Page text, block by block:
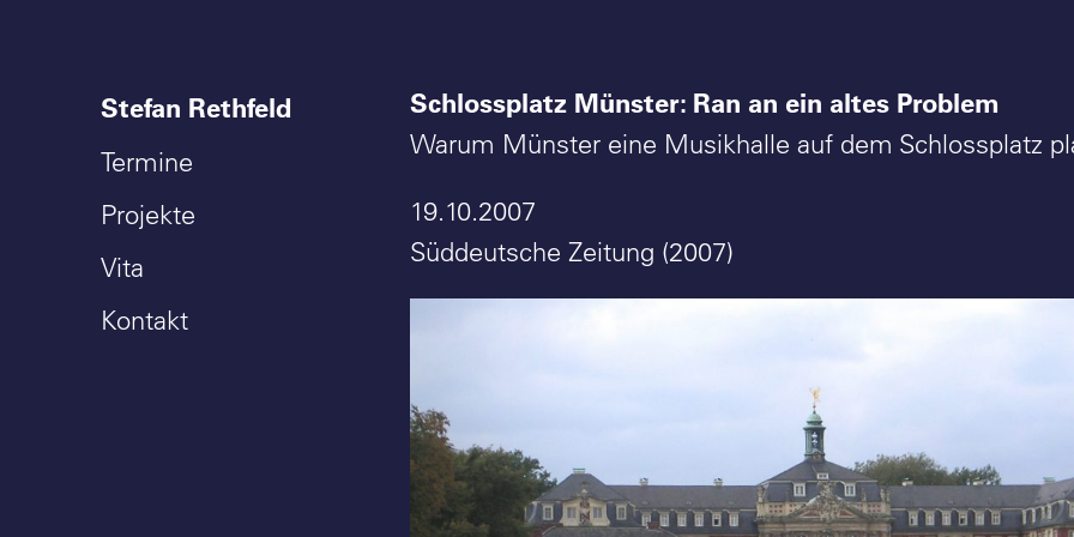
Stefan Rethfeld
Termine
Projekte
Vita
Kontakt
Schlossplatz Münster: Ran an ein altes Problem
Warum Münster eine Musikhalle auf dem Schlossplatz
19.10.2007
Süddeutsche Zeitung (2007)